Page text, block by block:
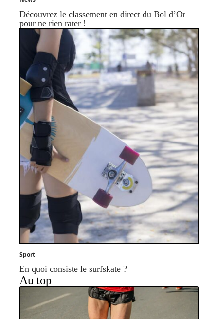
Découvrez le classement en direct du Bol d’Or
pour ne rien rater !
Sport
En quoi consiste le surfskate ?
Au top